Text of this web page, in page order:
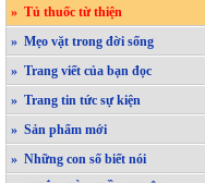
» Tủ thuốc từ thiện
» Mẹo vặt trong đời sống
» Trang viết của bạn đọc
» Trang tin tức sự kiện
» Sản phẩm mới
» Những con số biết nói